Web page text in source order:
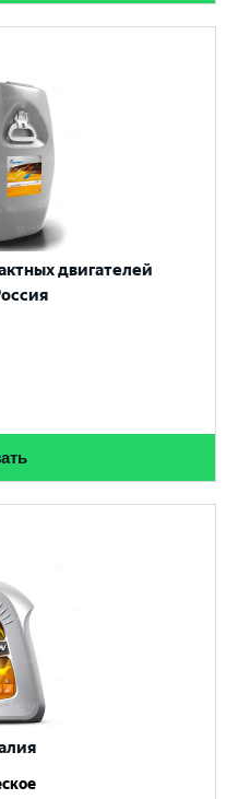
двигателей